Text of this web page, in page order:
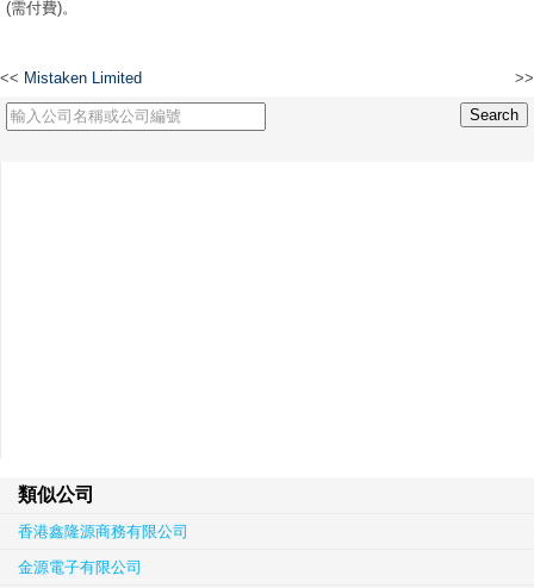
(需付費)。
<< Mistaken Limited >>
類似公司
香港鑫隆源商務有限公司
金源電子有限公司